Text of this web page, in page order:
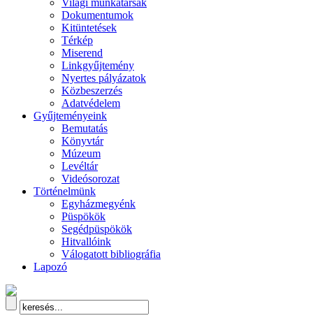
Világi munkatársak
Dokumentumok
Kitüntetések
Térkép
Miserend
Linkgyűjtemény
Nyertes pályázatok
Közbeszerzés
Adatvédelem
Gyűjteményeink
Bemutatás
Könyvtár
Múzeum
Levéltár
Videósorozat
Történelmünk
Egyházmegyénk
Püspökök
Segédpüspökök
Hitvallóink
Válogatott bibliográfia
Lapozó